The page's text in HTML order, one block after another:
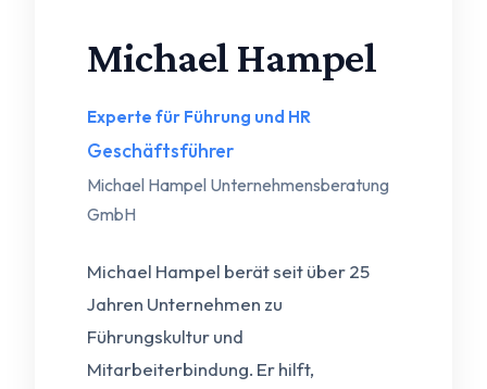
Michael Hampel
Experte für Führung und HR
Geschäftsführer
Michael Hampel Unternehmensberatung
GmbH
Michael Hampel berät seit über 25
Jahren Unternehmen zu
Führungskultur und
Mitarbeiterbindung. Er hilft,